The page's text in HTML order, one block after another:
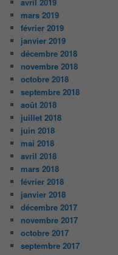
avril 2019
mars 2019
février 2019
janvier 2019
décembre 2018
novembre 2018
octobre 2018
septembre 2018
août 2018
juillet 2018
juin 2018
mai 2018
avril 2018
mars 2018
février 2018
janvier 2018
décembre 2017
novembre 2017
octobre 2017
septembre 2017